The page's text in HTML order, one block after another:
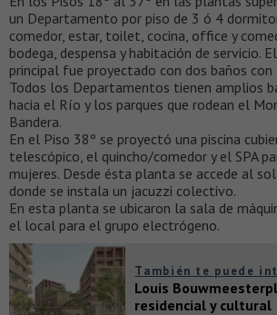
un Departamento por piso de 3 ó 4
comedor, estar, toilet, cocina, office y
bodega, despensa y habitación de servicio.
principal fue proyectado con dos baños con
Todos los Departamentos tienen amplios
hacia el Río y los parques que rodean el
Bandera.
En el Piso 38º se proyectó una piscina
telescópico, el quincho/comedor y el SPA
mujeres. Desde ésta planta se accede al
donde se instala un jacuzzi colectivo.
En esta planta se ubicaron la sala de
el local para el grupo electrógeno.
También te puede
Louis
residencial y cultural